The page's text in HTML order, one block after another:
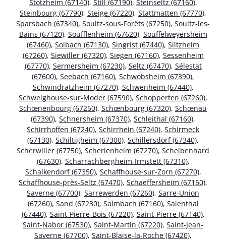
Stotzheim (67140), Still (67190), Steinseltz (67160),
Steinbourg (67790), Steige (67220), Stattmatten (67770),
Sparsbach (67340), Soultz-sous-Forêts (67250), Soultz-les-
Bains (67120), Soufflenheim (67620), Souffelweyersheim
(67460), Solbach (67130), Singrist (67440), Siltzheim
(67260), Siewiller (67320), Siegen (67160), Sessenheim
(67770), Sermersheim (67230), Seltz (67470), Sélestat
(67600), Seebach (67160), Schwobsheim (67390),
Schwindratzheim (67270), Schwenheim (67440),
Schweighouse-sur-Moder (67590), Schopperten (67260),
Schœnenbourg (67250), Schœnbourg (67320), Schœnau
(67390), Schnersheim (67370), Schleithal (67160),
Schirrhoffen (67240), Schirrhein (67240), Schirmeck
(67130), Schiltigheim (67300), Schillersdorf (67340),
Scherwiller (67750), Scherlenheim (67270), Scheibenhard
(67630), Scharrachbergheim-Irmstett (67310),
Schalkendorf (67350), Schaffhouse-sur-Zorn (67270),
Schaffhouse-près-Seltz (67470), Schaeffersheim (67150),
Saverne (67700), Sarrewerden (67260), Sarre-Union
(67260), Sand (67230), Salmbach (67160), Salenthal
(67440), Saint-Pierre-Bois (67220), Saint-Pierre (67140),
Saint-Nabor (67530), Saint-Martin (67220), Saint-Jean-
Saverne (67700), Saint-Blaise-la-Roche (67420),